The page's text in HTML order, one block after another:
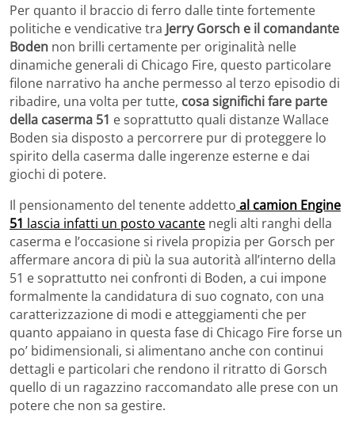
Per quanto il braccio di ferro dalle tinte fortemente
politiche e vendicative tra Jerry Gorsch e il comandante
Boden non brilli certamente per originalità nelle
dinamiche generali di Chicago Fire, questo particolare
filone narrativo ha anche permesso al terzo episodio di
ribadire, una volta per tutte, cosa significhi fare parte
della caserma 51 e soprattutto quali distanze Wallace
Boden sia disposto a percorrere pur di proteggere lo
spirito della caserma dalle ingerenze esterne e dai
giochi di potere.
Il pensionamento del tenente addetto al camion Engine
51 lascia infatti un posto vacante negli alti ranghi della
caserma e l’occasione si rivela propizia per Gorsch per
affermare ancora di più la sua autorità all’interno della
51 e soprattutto nei confronti di Boden, a cui impone
formalmente la candidatura di suo cognato, con una
caratterizzazione di modi e atteggiamenti che per
quanto appaiano in questa fase di Chicago Fire forse un
po’ bidimensionali, si alimentano anche con continui
dettagli e particolari che rendono il ritratto di Gorsch
quello di un ragazzino raccomandato alle prese con un
potere che non sa gestire.